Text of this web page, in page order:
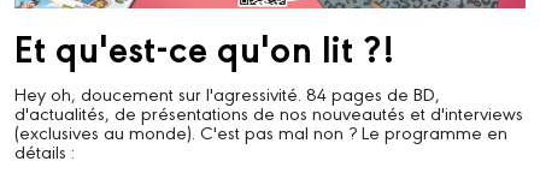
Et qu'est-ce qu'on lit ?!
Hey oh, doucement sur l'agressivité. 84 pages de BD,
d'actualités, de présentations de nos nouveautés et d'interviews
(exclusives au monde). C'est pas mal non ? Le programme en
détails :